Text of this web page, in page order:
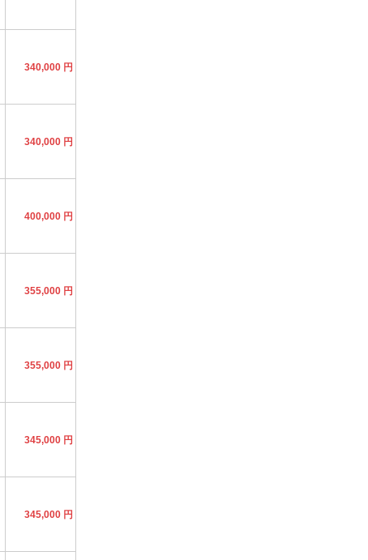
340,000 円
340,000 円
400,000 円
355,000 円
355,000 円
345,000 円
345,000 円